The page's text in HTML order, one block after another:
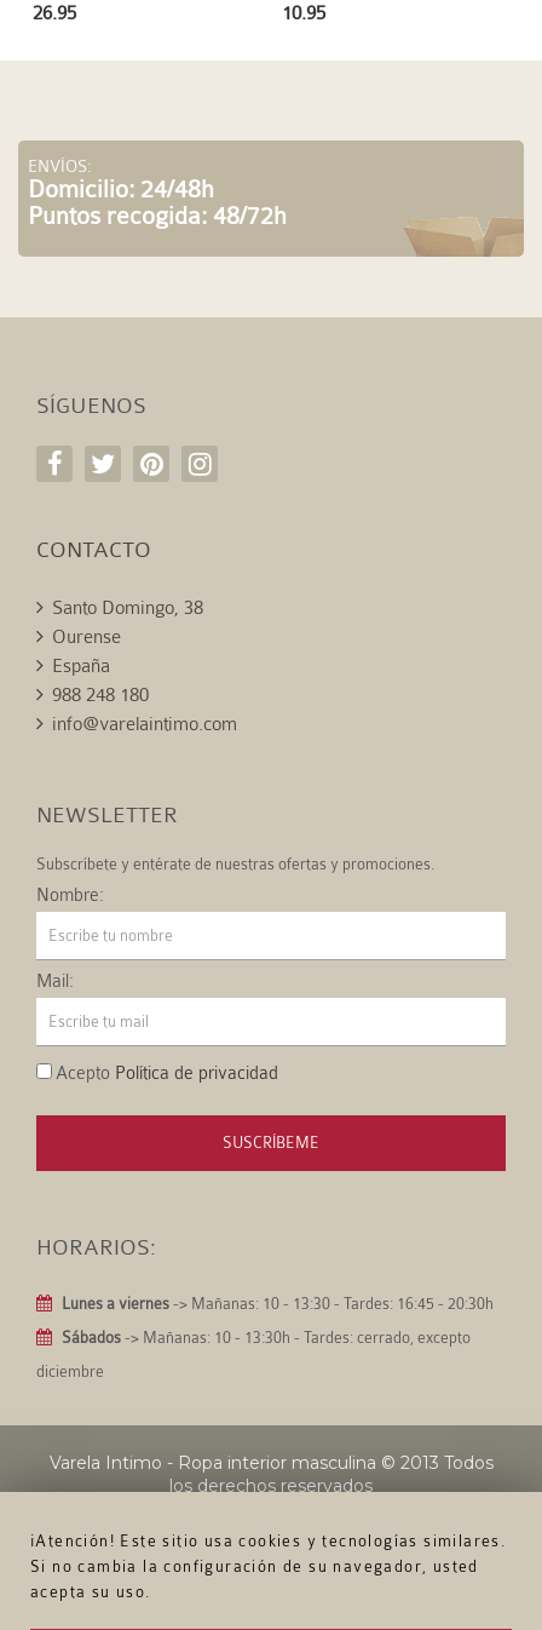
¡Atención! Este sitio usa cookies y tecnologías similares.
Si no cambia la configuración de su navegador, usted
acepta su uso.
10.95
26.95
ENVÍOS:
Domicilio: 24/48h
Puntos recogida: 48/72h
SÍGUENOS
CONTACTO
Santo Domingo, 38
Ourense
España
988 248 180
info@varelaintimo.com
NEWSLETTER
Subscríbete y entérate de nuestras ofertas y promociones.
Nombre:
Mail:
Acepto Política de privacidad
SUSCRÍBEME
HORARIOS:
Lunes a viernes -> Mañanas: 10 - 13:30 - Tardes: 16:45 - 20:30h
Sábados -> Mañanas: 10 - 13:30h - Tardes: cerrado, excepto
diciembre
Varela Intimo - Ropa interior masculina © 2013 Todos
los derechos reservados